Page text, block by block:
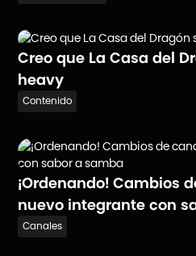
Creo que La Casa del
heavy
Contenido
¡Ordenando! Cambios
nuevo integrante con
Canales